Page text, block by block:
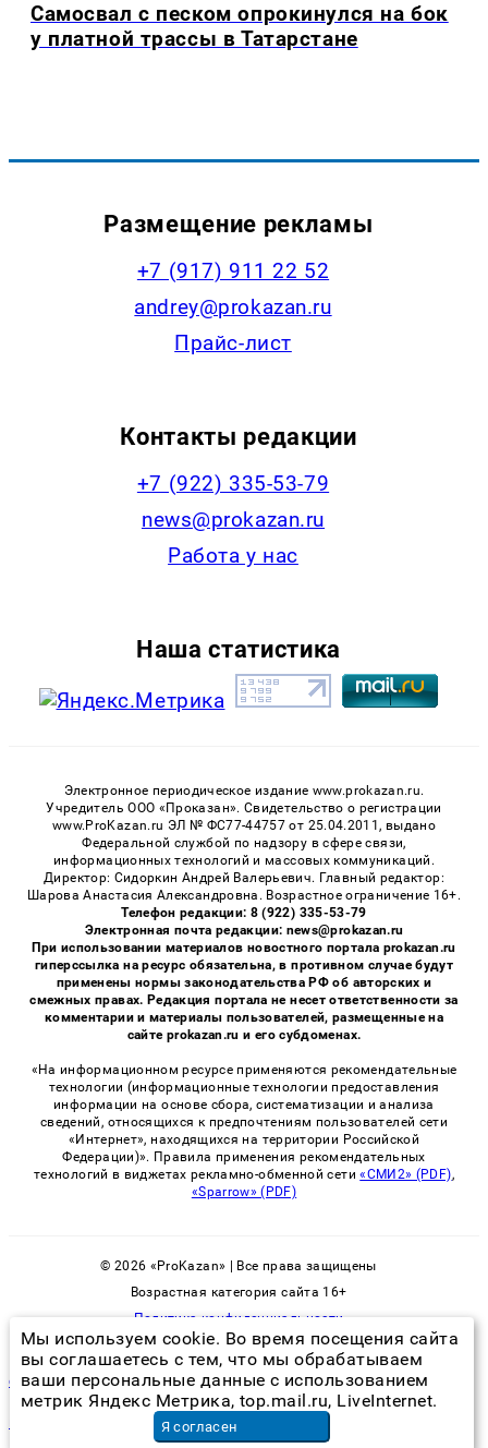
Самосвал с песком опрокинулся на бок
у платной трассы в Татарстане
Размещение рекламы
+7 (917) 911 22 52
andrey@prokazan.ru
Прайс-лист
Контакты редакции
+7 (922) 335-53-79
news@prokazan.ru
Работа у нас
Наша статистика
Электронное периодическое издание www.prokazan.ru.
Учредитель ООО «Проказан». Cвидетельство о регистрации
www.ProKazan.ru ЭЛ № ФС77-44757 от 25.04.2011, выдано
Федеральной службой по надзору в сфере связи,
информационных технологий и массовых коммуникаций.
Директор: Сидоркин Андрей Валерьевич. Главный редактор:
Шарова Анастасия Александровна. Возрастное ограничение 16+.
Телефон редакции: 8 (922) 335-53-79
Электронная почта редакции: news@prokazan.ru
При использовании материалов новостного портала prokazan.ru
гиперссылка на ресурс обязательна, в противном случае будут
применены нормы законодательства РФ об авторских и
смежных правах. Редакция портала не несет ответственности за
комментарии и материалы пользователей, размещенные на
сайте prokazan.ru и его субдоменах.
«На информационном ресурсе применяются рекомендательные
технологии (информационные технологии предоставления
информации на основе сбора, систематизации и анализа
сведений, относящихся к предпочтениям пользователей сети
«Интернет», находящихся на территории Российской
Федерации)». Правила применения рекомендательных
технологий в виджетах рекламно-обменной сети«СМИ2» (PDF),
«Sparrow» (PDF)
© 2026 «ProKazan» | Все права защищены
Возрастная категория сайта 16+
Политика конфиденциальности
службы от клопов
пилатес обучение инструкторовв Новосибирске
Мы используем cookie. Во время посещения сайта
вы соглашаетесь с тем, что мы обрабатываем
ваши персональные данные с использованием
метрик Яндекс Метрика, top.mail.ru, LiveInternet.
Я согласен